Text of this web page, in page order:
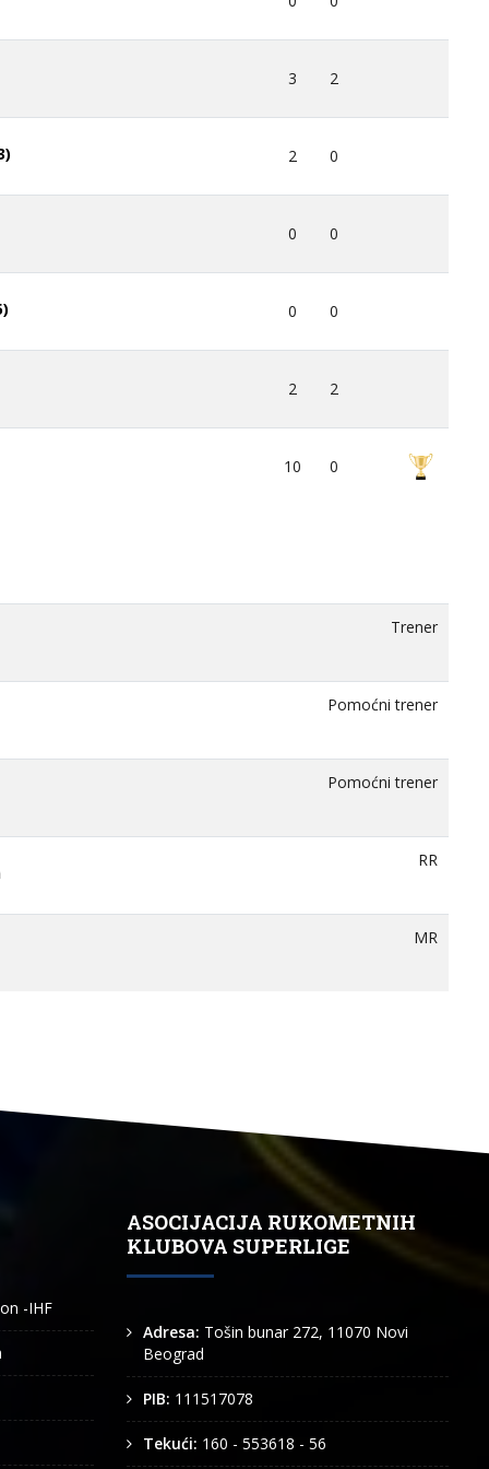
3 2
2 0
0 0
0 0
2 2
10 0
Trener
Pomoćni trener
Pomoćni trener
RR
MR
-IHF
ASOCIJACIJA RUKOMETNIH
KLUBOVA SUPERLIGE
Adresa: Tošin bunar 272, 11070 Novi
Beograd
PIB: 111517078
Tekući: 160 - 553618 - 56